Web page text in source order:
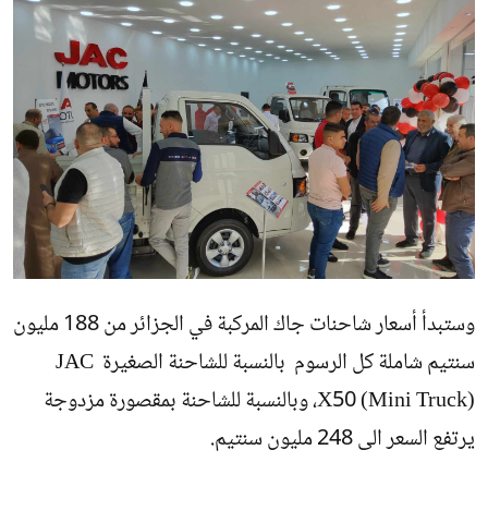
وستبدأ أسعار شاحنات جاك المركبة في الجزائر من 188 مليون
سنتيم شاملة كل الرسوم بالنسبة للشاحنة الصغيرة JAC
X50 (Mini Truck)، وبالنسبة للشاحنة بمقصورة مزدوجة
يرتفع السعر الى 248 مليون سنتيم.